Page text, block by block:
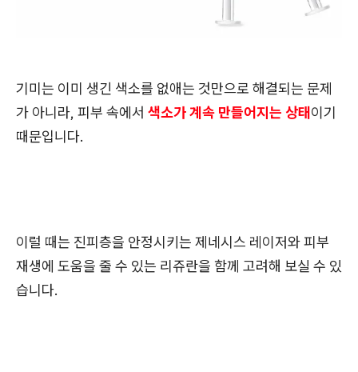
기미는 이미 생긴 색소를 없애는 것만으로 해결되는 문제
가 아니라, 피부 속에서 색소가 계속 만들어지는 상태이기
때문입니다.
이럴 때는 진피층을 안정시키는 제네시스 레이저와 피부
재생에 도움을 줄 수 있는 리쥬란을 함께 고려해 보실 수 있
습니다.